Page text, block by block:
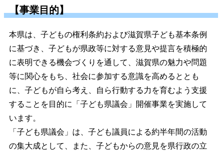
【事業目的】
本県は、子どもの権利条約および滋賀県子ども基本条例
に基づき、子どもが県政等に対する意見や提言を積極的
に表明できる機会づくりを通して、滋賀県の魅力や問題
等に関心をもち、社会に参加する意識を高めるととも
に、子どもが自ら考え、自ら行動する力を育むよう支援
することを目的に「子ども県議会」開催事業を実施して
います。
「子ども県議会」は、子ども議員による約半年間の活動
の集大成として、また、子どもからの意見を県行政の立